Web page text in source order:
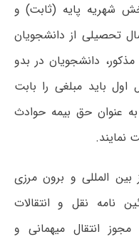
شهریه پایه (ثابت) و
تحصیلی از دانشجویان
دانشجویان در بدو
باید مبلغی را بابت
عنوان حق بیمه حوادث
نمایند.
بین المللی و برون مرزی
نامه نقل و انتقالات
مجوز انتقال میهمانی و